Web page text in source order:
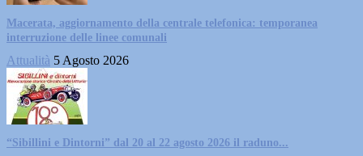
Macerata, aggiornamento della centrale telefonica: temporanea
interruzione delle linee comunali
Attualità 5 Agosto 2026
“Sibillini e Dintorni” dal 20 al 22 agosto 2026 il raduno...